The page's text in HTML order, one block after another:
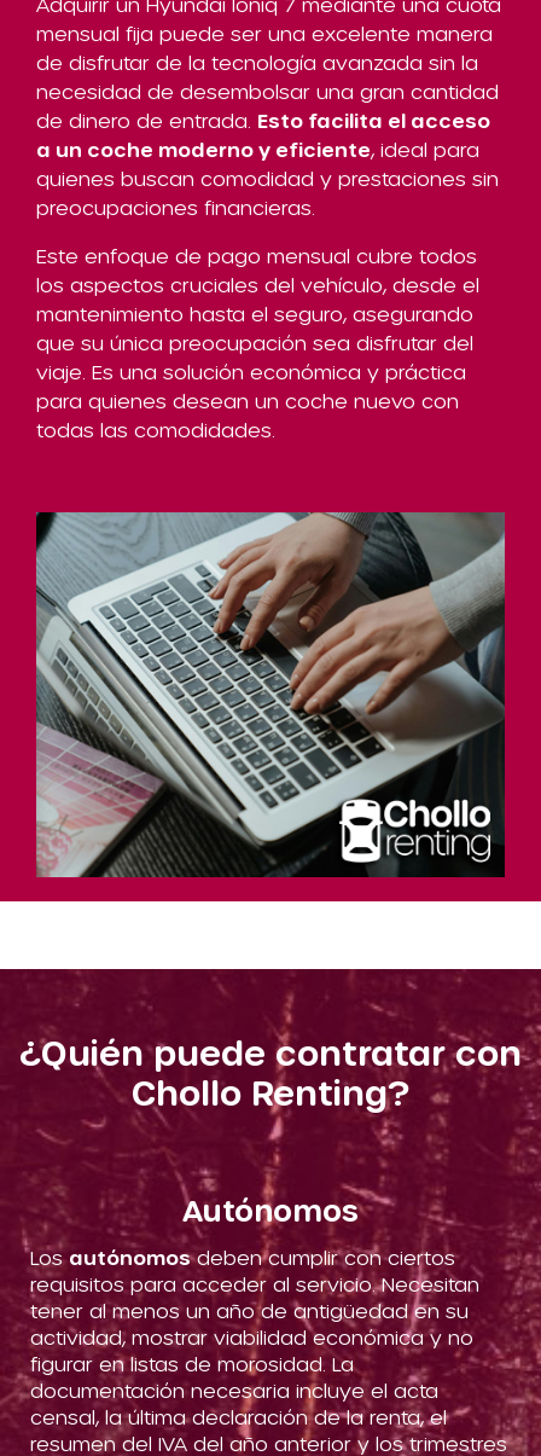
mensual fija puede ser una excelente manera
de disfrutar de la tecnología avanzada sin la
necesidad de desembolsar una gran cantidad
de dinero de entrada. Esto facilita el acceso
a un coche moderno y eficiente, ideal para
quienes buscan comodidad y prestaciones sin
preocupaciones financieras.
Este enfoque de pago mensual cubre todos
los aspectos cruciales del vehículo, desde el
mantenimiento hasta el seguro, asegurando
que su única preocupación sea disfrutar del
viaje. Es una solución económica y práctica
para quienes desean un coche nuevo con
todas las comodidades.
¿Quién puede contratar con
Chollo Renting?
Autónomos
Los autónomosdeben cumplir con ciertos
requisitos para acceder al servicio. Necesitan
tener al menos un año de antigüedad en su
actividad, mostrar viabilidad económica y no
figurar en listas de morosidad. La
documentación necesaria incluye el acta
censal, la última declaración de la renta, el
resumen del IVA del año anterior y los trimestres